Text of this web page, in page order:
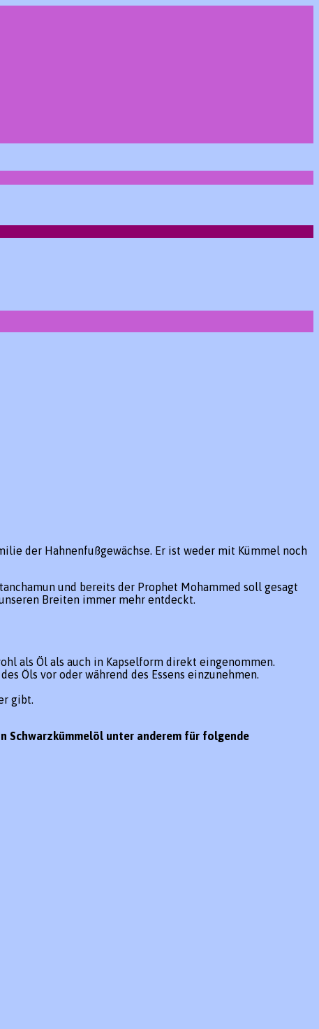
der Hahnenfußgewächse. Er ist weder mit Kümmel noch
und bereits der Prophet Mohammed soll gesagt
Breiten immer mehr entdeckt.
als Öl als auch in Kapselform direkt eingenommen.
Öls vor oder während des Essens einzunehmen.
gibt.
Schwarzkümmelöl unter anderem für folgende